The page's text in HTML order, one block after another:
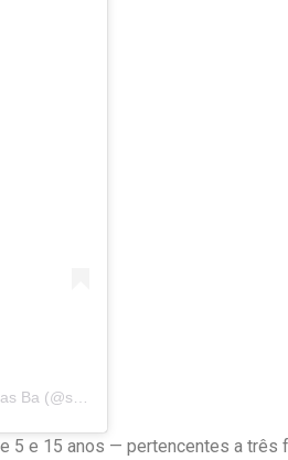
e 15 anos — pertencentes a